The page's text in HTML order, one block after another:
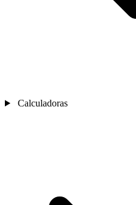
Calculadoras